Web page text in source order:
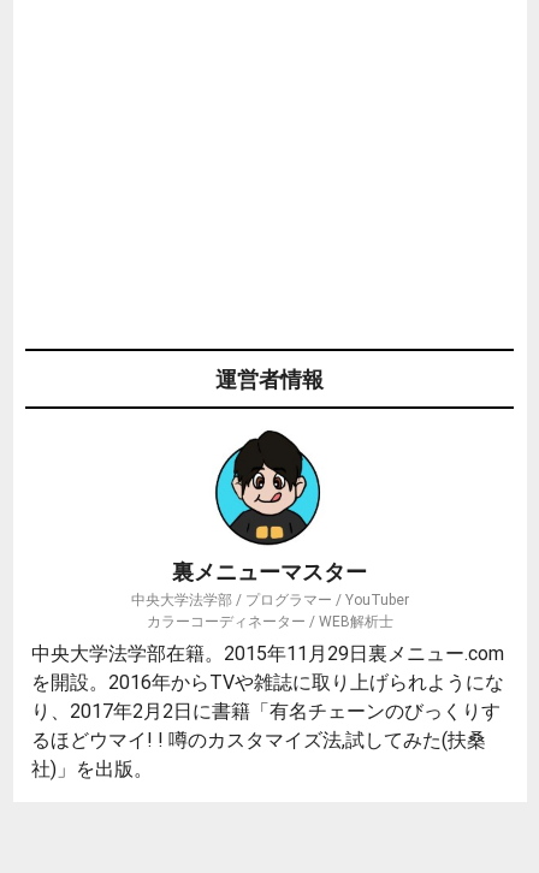
運営者情報
裏メニューマスター
中央大学法学部 / プログラマー / YouTuber
カラーコーディネーター / WEB解析士
中央大学法学部在籍。2015年11月29日裏メニュー.com
を開設。2016年からTVや雑誌に取り上げられようにな
り、2017年2月2日に書籍「有名チェーンのびっくりす
るほどウマイ! ! 噂のカスタマイズ法,試してみた(扶桑
社)」を出版。